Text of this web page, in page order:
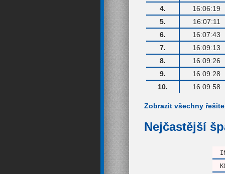
4.
16:06:19
5.
16:07:11
6.
16:07:43
7.
16:09:13
8.
16:09:26
9.
16:09:28
10.
16:09:58
Zobrazit všechny
Nejčastější